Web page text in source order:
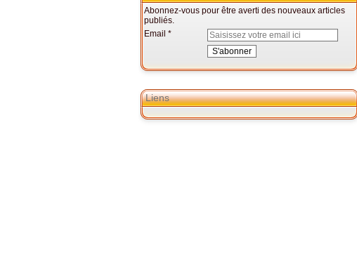
Abonnez-vous pour être averti des nouveaux articles
publiés.
Email
Liens